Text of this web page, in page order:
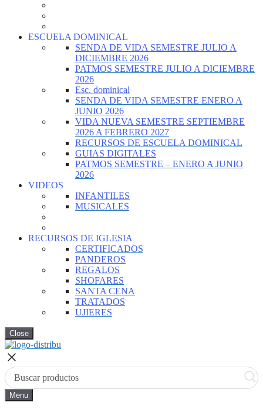
ESCUELA DOMINICAL
SENDA DE VIDA SEMESTRE JULIO A
DICIEMBRE 2026
PATMOS SEMESTRE JULIO A DICIEMBRE
2026
Esc. dominical
SENDA DE VIDA SEMESTRE ENERO A
JUNIO 2026
VIDA NUEVA SEMESTRE SEPTIEMBRE
2026 A FEBRERO 2027
RECURSOS DE ESCUELA DOMINICAL
GUIAS DIGITALES
PATMOS SEMESTRE – ENERO A JUNIO
2026
VIDEOS
INFANTILES
MUSICALES
RECURSOS DE IGLESIA
CERTIFICADOS
PANDEROS
REGALOS
SHOFARES
SANTA CENA
TRATADOS
UJIERES
Close
Menu